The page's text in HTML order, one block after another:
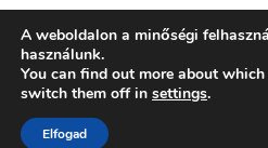
A weboldalon a minőségi
használunk.
You can find out more about
switch them off in settings.
Elfogad